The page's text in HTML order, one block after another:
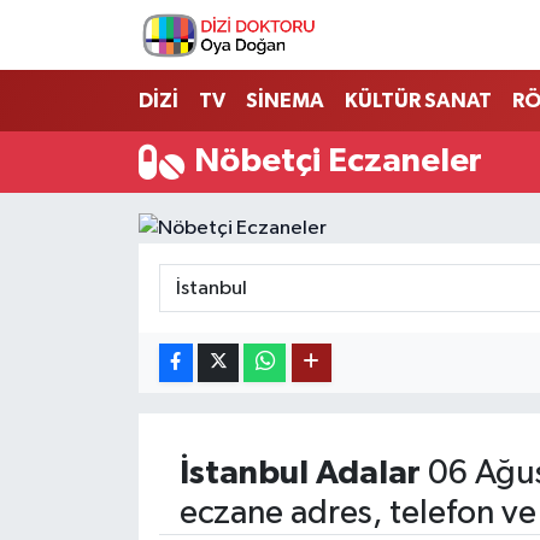
DİZİ TV SİNEMA KÜLTÜR SANAT
Nöbetçi Eczaneler
İstanbul Adalar 06
eczane adres, telefon ve
İstanbul Nöbetçi Eczaneler
İstanbul Hava Durumu
İstanbul Namaz Vakitleri
İstanbul Trafik Yoğunluk Haritası
Son Dakika Haberleri
Haber Arşivi